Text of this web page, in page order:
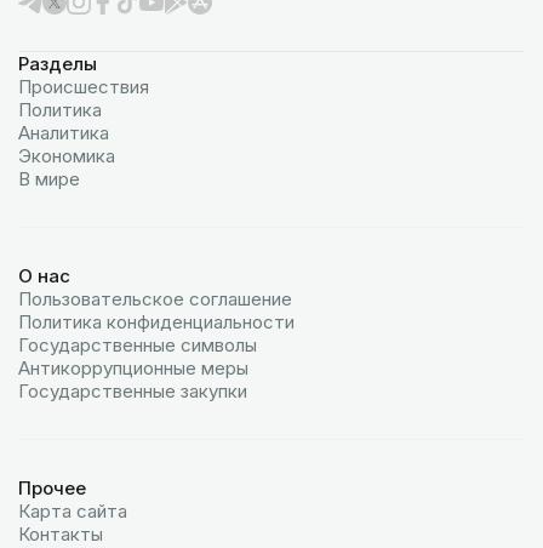
Разделы
Происшествия
Политика
Аналитика
Экономика
В мире
О нас
Пользовательское соглашение
Политика конфиденциальности
Государственные символы
Антикоррупционные меры
Государственные закупки
Прочее
Карта сайта
Контакты